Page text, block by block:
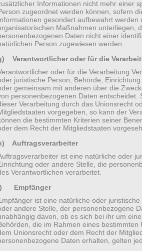
starting from designers
product and meet the bravest
who care about future and
and equip it with all the
Informationen nicht mehr einer
zugeordnet werden können, sofern
gesondert aufbewahrt werden
Maßnahmen unterliegen,
Daten nicht einer
Person zugewiesen werden.
Verantwortlicher oder für die
oder für die Verarbeitung
juristische Person, Behörde,
gemeinsam mit anderen über die
personenbezogenen Daten entscheidet.
Verarbeitung durch das Unionsrecht
vorgegeben, so kann der
die bestimmten Kriterien seiner
dem Recht der Mitgliedstaaten
Auftragsverarbeiter
ist eine natürliche oder
oder andere Stelle, die
Verantwortlichen verarbeitet.
Empfänger
ist eine natürliche oder
andere Stelle, der personenbezogene
davon, ob es sich bei ihr um
die im Rahmen eines bestimmten
Unionsrecht oder dem Recht der
Daten erhalten, gelten